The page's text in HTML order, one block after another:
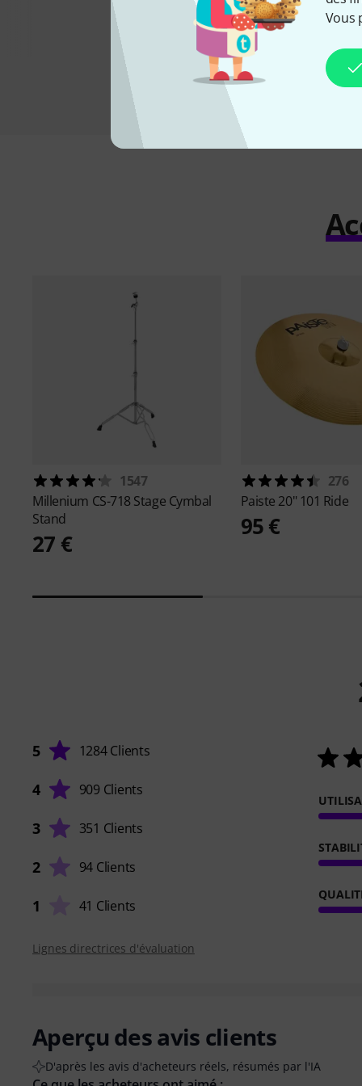
Vous
53 €
1547
Millenium CS-718 Stage Cymbal
Stand
27 €
276
Paiste 20" 101 Ride
95 €
5 1284 Clients
4 909 Clients
3 351 Clients
2 94 Clients
1 41 Clients
Lignes directrices d'évaluation
Aperçu des avis clients
D'après les avis d'acheteurs réels, résumés par l'IA